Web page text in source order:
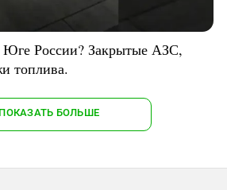
Юге России? Закрытые АЗС,
топлива.
ПОКАЗАТЬ БОЛЬШЕ